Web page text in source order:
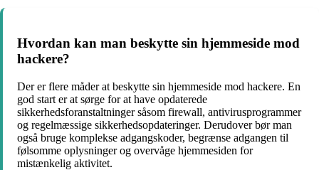
Hvordan kan man beskytte sin hjemmeside mod
hackere?
Der er flere måder at beskytte sin hjemmeside mod hackere. En
god start er at sørge for at have opdaterede
sikkerhedsforanstaltninger såsom firewall, antivirusprogrammer
og regelmæssige sikkerhedsopdateringer. Derudover bør man
også bruge komplekse adgangskoder, begrænse adgangen til
følsomme oplysninger og overvåge hjemmesiden for
mistænkelig aktivitet.